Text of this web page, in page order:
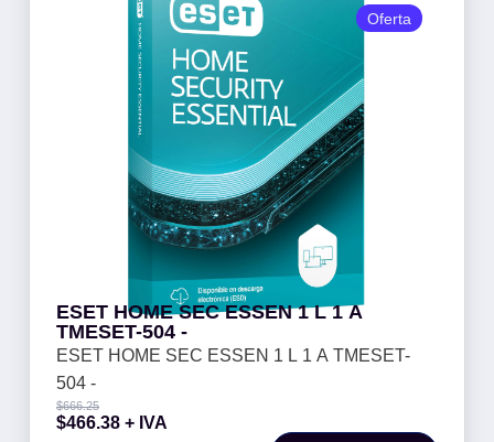
ESET HOME SEC ESSEN 1 L 1 A
TMESET-504 -
ESET HOME SEC ESSEN 1 L 1 A TMESET-
504 -
$666.25
$466.38 + IVA
Oferta